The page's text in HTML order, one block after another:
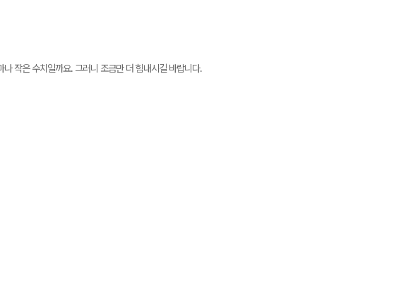
작은 수치일까요. 그러니 조금만 더 힘내시길 바랍니다.